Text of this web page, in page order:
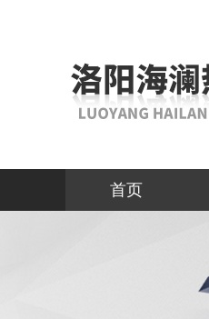
首页